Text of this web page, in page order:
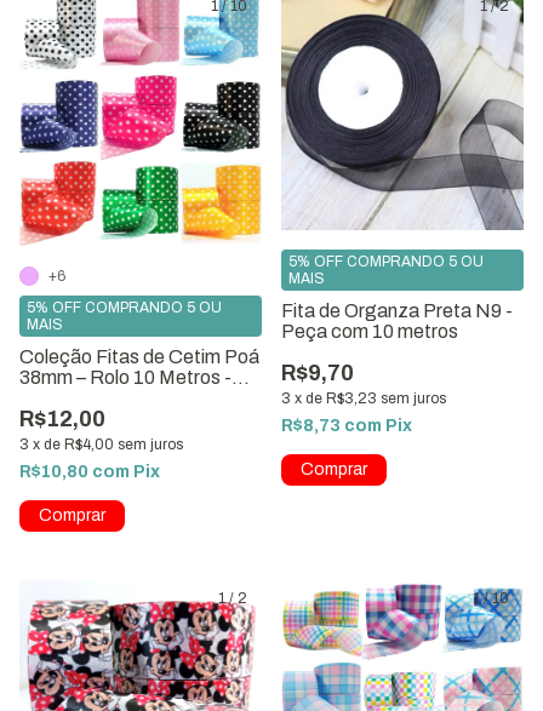
1/10
Coleção Fitas de Cetim Poá
38mm – Rolo 10 Metros -
R$12,00
3 x de R$4,00 sem juros
5% OFF COMPRANDO 5 OU
MAIS
R$10,80 com Pix
+6
Comprar
1/2
Fita de Organza Preta N9 -
Peça com 10 metros
R$9,70
3 x de R$3,23 sem juros
5% OFF COMPRANDO 5 OU
MAIS
R$8,73 com Pix
1 / 2 1/10